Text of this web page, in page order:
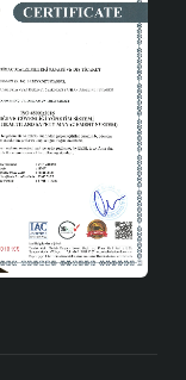
ve kullanıcı
bir
olanlar
bir arada